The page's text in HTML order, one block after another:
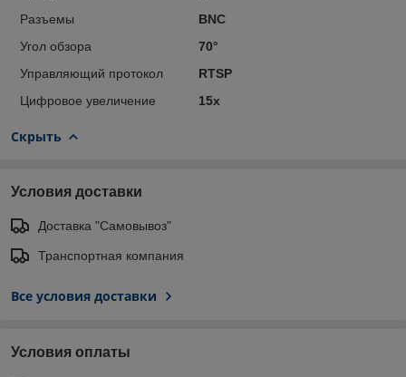
Разъемы
BNC
Угол обзора
70°
Управляющий протокол
RTSP
Цифровое увеличение
15x
Скрыть
Условия доставки
Доставка "Самовывоз"
Транспортная компания
Все условия доставки
Условия оплаты